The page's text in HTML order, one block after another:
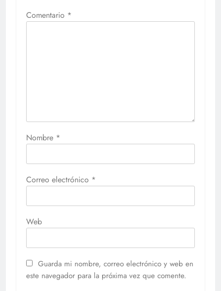
Comentario *
Nombre *
Correo electrónico *
Web
Guarda mi nombre, correo electrónico y web en
este navegador para la próxima vez que comente.